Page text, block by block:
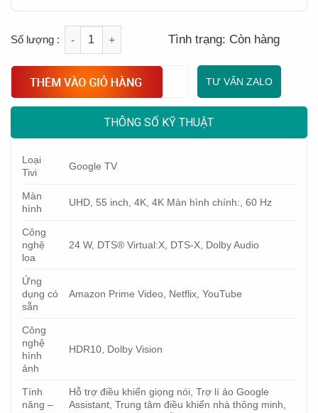
Quantity
Tình trạng: Còn hàng
TƯ VẤN ZALO
THÔNG SỐ KỸ THUẬT
Loại
Tivi
Google TV
Màn
hình
UHD, 55 inch, 4K, 4K Màn hình chính:, 60 Hz
Công
nghệ
loa
24 W, DTS® Virtual:X, DTS-X, Dolby Audio
Ứng
dụng có
sẵn
Amazon Prime Video, Netflix, YouTube
Công
nghệ
hình
ảnh
HDR10, Dolby Vision
Tính
năng –
Hỗ trợ điều khiển giọng nói, Trợ lí ảo Google
Assistant, Trung tâm điều khiển nhà thông minh,